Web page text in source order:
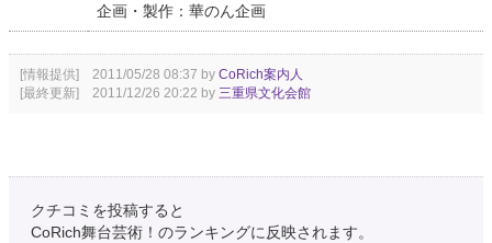
企画・製作：華のん企画
[情報提供] 2011/05/28 08:37 by CoRich案内人
[最終更新] 2011/12/26 20:22 by 三重県文化会館
クチコミを投稿すると
CoRich舞台芸術！のランキングに反映されます。